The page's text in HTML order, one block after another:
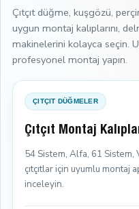
Çıtçıt düğme, kuşgözü,
uygun montaj kalıplarını,
makinelerini kolayca seçin.
profesyonel montaj yapın.
ÇITÇIT DÜĞMELER
Çıtçıt Montaj
54 Sistem, Alfa, 61 Sistem,
çıtçıtlar için uyumlu montaj
inceleyin.